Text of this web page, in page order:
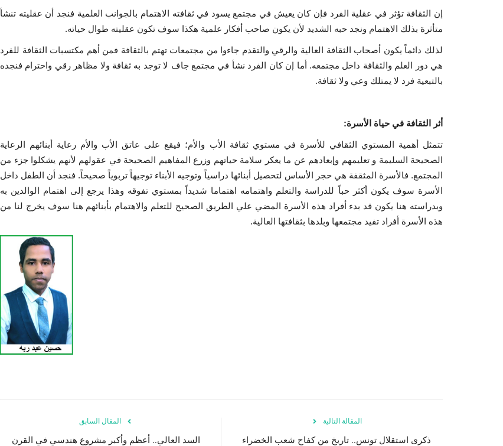
إن الثقافة تؤثر في عقلية الفرد فإن كان يعيش في مجتمع يسود في ثقافته الاهتمام بالجوانب العلمية فنجد أن عقليته تنشأ
متأثرة بذلك الاهتمام ونجد حبه الشديد لأن يكون صاحب أفكار علمية هكذا سوف تكون عقليته طوال حياته.
لذلك دائماً يكون أصحاب الثقافة العالية والرقي والتقدم جاءوا من مجتمعات تهتم بالثقافة فمن أهم مكتسبات الثقافة للفرد
هي دور العلم والثقافة داخل مجتمعه. أما إن كان الفرد نشأ في مجتمع جاف لا توجد به ثقافة ولا مظاهر رقي واحترام فنجده
بالتبعية فرد لا يمتلك وعي ولا ثقافة.
أثر الثقافة في حياة الأسرة:
تتمثل أهمية المستوي الثقافي للأسرة في مستوي ثقافة الأب والأم؛ فيقع على عاتق الأب والأم رعاية أبنائهم الرعاية
الصحيحة السليمة و تعليمهم وإبعادهم عن ما يعكر سلامة حياتهم وزرع المفاهيم الصحيحة في عقولهم لأنهم يشكلوا جزء من
المجتمع. فالأسرة المثقفة هي حجر الأساس لتحصيل أبنائها دراسياً وتوجيه الأبناء توجيهاً تربوياً صحيحاً. فنجد أن الطفل داخل
الأسرة سوف يكون أكثر حباً للدراسة والتعلم واهتمامه اهتماما شديداً بمستوي تفوقه وهذا يرجع إلى اهتمام الوالدين به
وبدراسته هنا يكون قد بدء أفراد هذه الأسرة المضي علي الطريق الصحيح للتعلم والاهتمام بأبنائهم هنا سوف يخرج لنا من
هذه الأسرة أفراد تفيد مجتمعها وبلدها بثقافتها العالية.
المقال السابق
السد العالي.. أعظم وأكبر مشروع هندسي في القرن
المقالة التالية
ذكرى استقلال تونس.. تاريخ من كفاح شعب الخضراء